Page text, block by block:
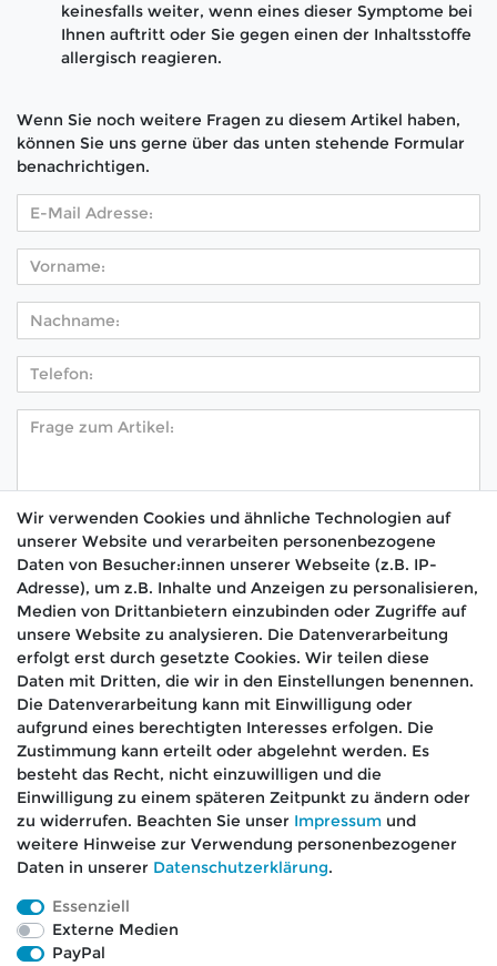
keinesfalls weiter, wenn eines dieser Symptome bei
Ihnen auftritt oder Sie gegen einen der Inhaltsstoffe
allergisch reagieren.
Wenn Sie noch weitere Fragen zu diesem Artikel haben,
können Sie uns gerne über das unten stehende Formular
benachrichtigen.
Hiermit bestätige ich, dass ich dieDaten­schutz­
erklärung gelesen habe. *
Absenden
🚚 Schneller Versand
📦 Kostenloser Versand ab 75 €
📞 Kostenlose Beratung per Telefon &
WhatsApp
Impressum
Wir verwenden Cookies und ähnliche Technologien auf
unserer Website und verarbeiten personenbezogene
Daten von Besucher:innen unserer Webseite (z.B. IP-
Adresse), um z.B. Inhalte und Anzeigen zu personalisieren,
Medien von Drittanbietern einzubinden oder Zugriffe auf
unsere Website zu analysieren. Die Datenverarbeitung
erfolgt erst durch gesetzte Cookies. Wir teilen diese
Daten mit Dritten, die wir in den Einstellungen benennen.
Die Datenverarbeitung kann mit Einwilligung oder
aufgrund eines berechtigten Interesses erfolgen. Die
Zustimmung kann erteilt oder abgelehnt werden. Es
besteht das Recht, nicht einzuwilligen und die
Einwilligung zu einem späteren Zeitpunkt zu ändern oder
zu widerrufen. Beachten Sie unser Impressum und
weitere Hinweise zur Verwendung personenbezogener
Daten in unserer Daten­schutz­erklärung.
Essenziell
Externe Medien
PayPal